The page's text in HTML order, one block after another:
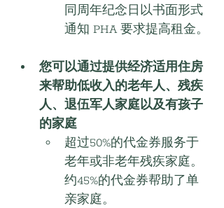
同周年纪念日以书面形式
通知 PHA 要求提高租金。
您可以通过提供经济适用住房
来帮助低收入的老年人、残疾
人、退伍军人家庭以及有孩子
的家庭
超过50%的代金券服务于
老年或非老年残疾家庭。
约45%的代金券帮助了单
亲家庭。